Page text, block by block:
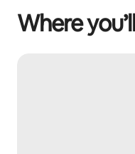
Where